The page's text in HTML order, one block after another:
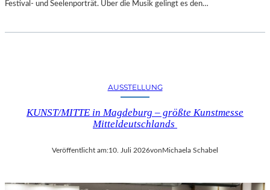
Festival- und Seelenporträt. Über die Musik gelingt es den…
AUSSTELLUNG
KUNST/MITTE in Magdeburg – größte Kunstmesse
Mitteldeutschlands
Veröffentlicht am:10. Juli 2026vonMichaela Schabel